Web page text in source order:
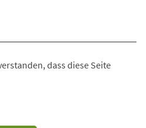
dass diese Seite